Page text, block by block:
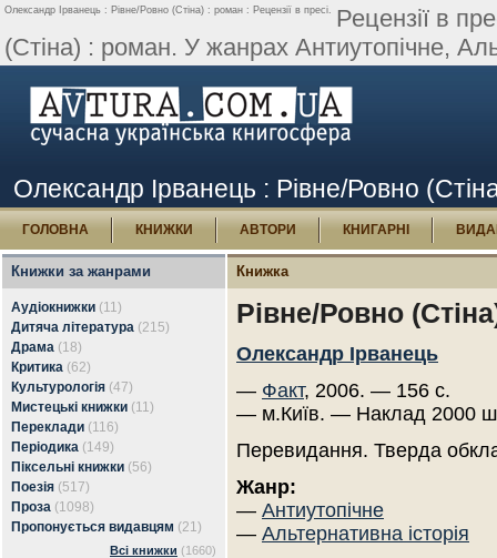
Олександр Ірванець : Рівне/Ровно (Стіна) : роман : Рецензії в пресі. Рецензії в
(Стіна) : роман. У жанрах Антиутопічне,
Олександр Ірванець : Рівне/Ровно
ГОЛОВНА КНИЖКИ АВТОРИ КНИГАРНІ
Книжки за жанрами
Аудіокнижки (11)
Дитяча література (215)
Драма (18)
Критика (62)
Культурологія (47)
Мистецькі книжки (11)
Переклади (116)
Періодика (149)
Піксельні книжки (56)
Поезія (517)
Проза (1098)
Пропонується видавцям (21)
Всі книжки (1660)
Книжка
Рівне/Ровно
Олександр Ірванець
— Факт, 2006. — 156 с.
— м.Київ. — Наклад 2000
Перевидання. Тверда
Жанр:
— Антиутопічне
— Альтернативна історія